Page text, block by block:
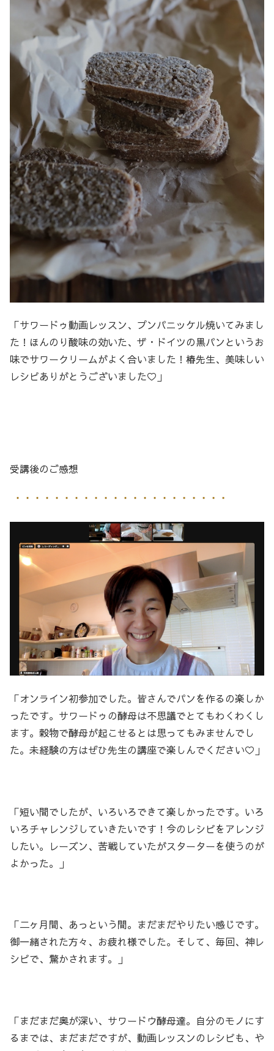
「サワードゥ動画レッスン、プンパニッケル焼いてみまし
た！ほんのり酸味の効いた、ザ・ドイツの黒パンというお
味でサワークリームがよく合いました！椿先生、美味しい
レシピありがとうございました♡」
受講後のご感想
「オンライン初参加でした。皆さんでパンを作るの楽しか
ったです。サワードゥの酵母は不思議でとてもわくわくし
ます。穀物で酵母が起こせるとは思ってもみませんでし
た。未経験の方はぜひ先生の講座で楽しんでください♡」
「短い間でしたが、いろいろできて楽しかったです。いろ
いろチャレンジしていきたいです！今のレシピをアレンジ
したい。レーズン、苦戦していたがスターターを使うのが
よかった。」
「二ヶ月間、あっという間。まだまだやりたい感じです。
御一緒された方々、お疲れ様でした。そして、毎回、神レ
シピで、驚かされます。」
「まだまだ奥が深い、サワードウ酵母達。自分のモノにす
るまでは、まだまだですが、動画レッスンのレシピも、や